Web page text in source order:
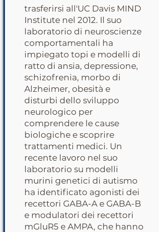
trasferirsi all'UC Davis MIND
Institute nel 2012. Il suo
laboratorio di neuroscienze
comportamentali ha
impiegato topi e modelli di
ratto di ansia, depressione,
schizofrenia, morbo di
Alzheimer, obesità e
disturbi dello sviluppo
neurologico per
comprendere le cause
biologiche e scoprire
trattamenti medici. Un
recente lavoro nel suo
laboratorio su modelli
murini genetici di autismo
ha identificato agonisti dei
recettori GABA-A e GABA-B
e modulatori dei recettori
mGluR5 e AMPA, che hanno